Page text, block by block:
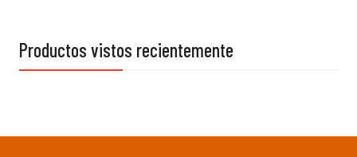
Productos vistos recientemente